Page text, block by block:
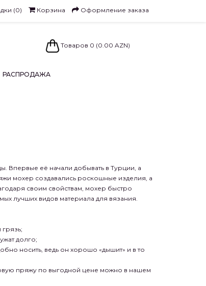
(0) Корзина Оформление заказа
Товаров 0 (0.00 AZN)
РАСПРОДАЖА
Впервые её начали добывать в Турции, а
мохер создавались роскошные изделия, а
своим свойствам, мохер быстро
лучших видов материала для вязания.
долго;
носить, ведь он хорошо «дышит» и в то
пряжу по выгодной цене можно в нашем